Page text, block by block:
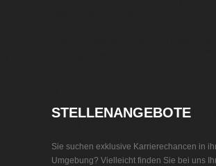
STELLENANGEBOTE
Sie suchen exklusive Karrierechancen in
Umgebung? Vielleicht finden Sie bei uns